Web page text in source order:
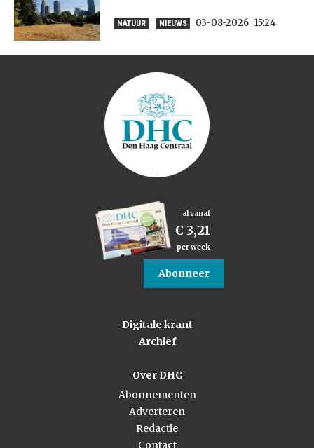
NATUUR NIEUWS 03-08-2026 15:24
al vanaf
€ 3,21
per week
Abonneer
Digitale krant
Archief
Over DHC
Abonnementen
Adverteren
Redactie
Contact